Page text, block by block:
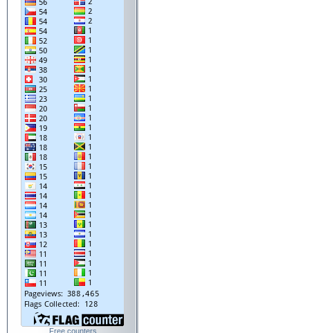
Free counters